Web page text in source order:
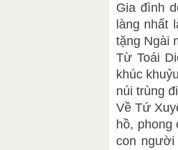
Gia đình
làng nhất
tặng Ngài
Từ Toái
khúc
núi trùng
Về Tứ
hồ, phong
con người